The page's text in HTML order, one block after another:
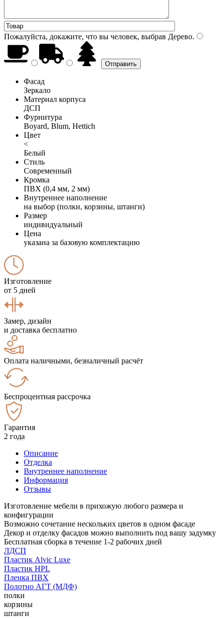
Пожалуйста, докажите, что вы человек, выбрав Дерево.
Фасад
Зеркало
Материал корпуса
ДСП
Фурнитура
Boyard, Blum, Hettich
Цвет
<
Белый
Стиль
Современный
Кромка
ПВХ (0,4 мм, 2 мм)
Внутреннее наполнение
на выбор (полки, корзины, штанги)
Размер
индивидуальный
Цена
указана за базовую комплектацию
Изготовление
от 5 дней
Замер, дизайн
и доставка бесплатно
Оплата наличными, безналичный расчёт
Беспроцентная рассрочка
Гарантия
2 года
Описание
Отделка
Внутреннее наполнение
Информация
Отзывы
Изготовление мебели в прихожую любого размера и
конфигурации
Возможно сочетание нескольких цветов в одном фасаде
Декор и отделку фасадов можно выполнить под вашу задумку
Бесплатная сборка в течение 1-2 рабочих дней
ЛДСП
Пластик Alvic Luxe
Пластик HPL
Пленка ПВХ
Полотно АГТ (МДФ)
полки
корзины
штанги